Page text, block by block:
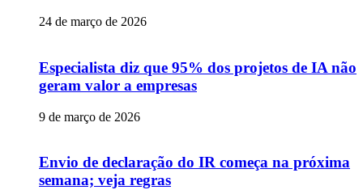
24 de março de 2026
Especialista diz que 95% dos projetos de IA não
geram valor a empresas
9 de março de 2026
Envio de declaração do IR começa na próxima
semana; veja regras